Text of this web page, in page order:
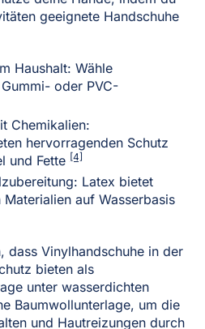
geeignete Handschuhe
Haushalt: Wähle
oder PVC-
Chemikalien:
hervorragenden Schutz
und Fette [4]
Latex bietet
auf Wasserbasis
dass Vinylhandschuhe in der
bieten als
unter wasserdichten
Baumwollunterlage, um die
und Hautreizungen durch